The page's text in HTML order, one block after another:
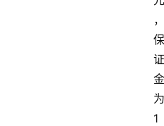
，
保
证
金
为
1